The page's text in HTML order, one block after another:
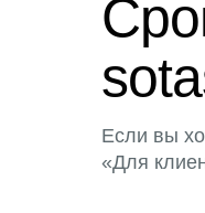
Если вы
«Для